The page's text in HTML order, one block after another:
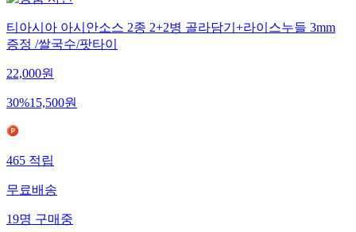
티아시아 아시안소스 2종 2+2병 골라담기+라이스누들 3mm
증정 /쌀국수/팟타이
22,000원
30%15,500원
465적립
무료배송
19명구매중